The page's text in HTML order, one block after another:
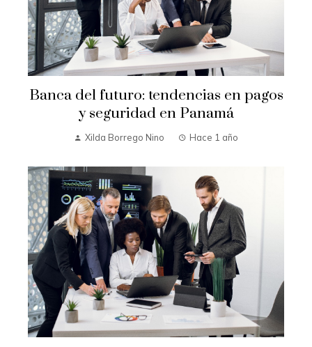
Banca del futuro: tendencias en pagos
y seguridad en Panamá
Xilda Borrego Nino Hace 1 año